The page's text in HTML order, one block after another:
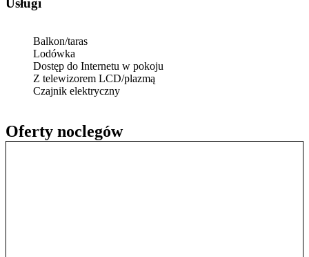
Oferty noclegów
Usługi
Balkon/taras
Lodówka
Dostęp do Internetu w pokoju
Z telewizorem LCD/plazmą
Czajnik elektryczny